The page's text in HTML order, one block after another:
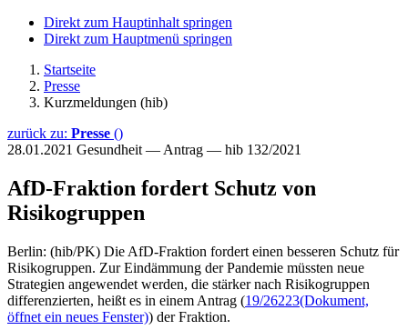
Direkt zum Hauptinhalt springen
Direkt zum Hauptmenü springen
Startseite
Presse
Kurzmeldungen (hib)
zurück zu: Presse ()
28.01.2021 Gesundheit — Antrag — hib 132/2021
AfD-Fraktion fordert Schutz von
Risikogruppen
Berlin: (hib/PK) Die AfD-Fraktion fordert einen besseren Schutz für
Risikogruppen. Zur Eindämmung der Pandemie müssten neue
Strategien angewendet werden, die stärker nach Risikogruppen
differenzierten, heißt es in einem Antrag (19/26223(Dokument,
öffnet ein neues Fenster)) der Fraktion.